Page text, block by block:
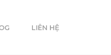
LIÊN HỆ